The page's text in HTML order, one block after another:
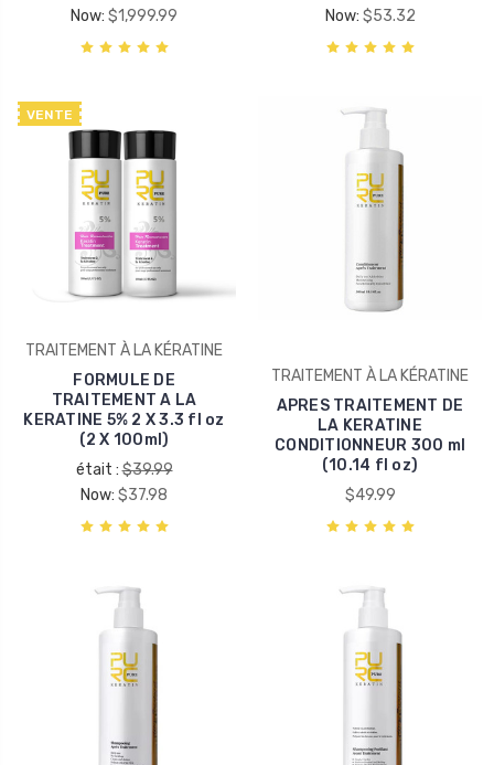
Now: $1,999.99 Now: $53.32
VENTE
TRAITEMENT À LA KÉRATINE
FORMULE DE
TRAITEMENT A LA
KERATINE 5% 2 X 3.3 fl oz
(2 X 100ml)
était :$39.99
Now: $37.98
TRAITEMENT À LA KÉRATINE
APRES TRAITEMENT DE
LA KERATINE
CONDITIONNEUR 300 ml
(10.14 fl oz)
$49.99